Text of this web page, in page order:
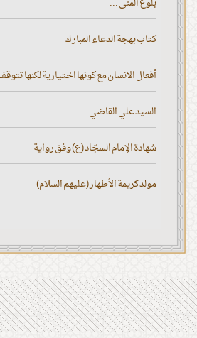
كتاب بهجة الدعاء المبارك
أفعال الانسان مع كونها اختيارية لكنها
السيد علي القاضي
شهادة الإمام السجّاد (ع) وفق رواية
مولد كريمة الأطهار (عليهم السلام)